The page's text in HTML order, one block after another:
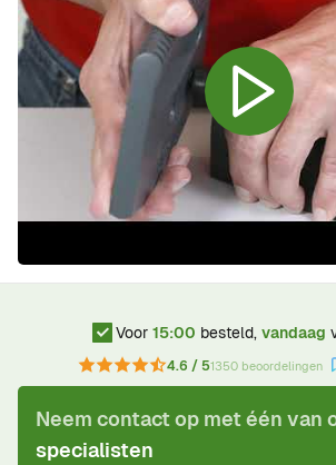
Voor 15:00 besteld, vandaag
4.6 / 51350 beoordelingen
Neem contact op met één van
specialisten